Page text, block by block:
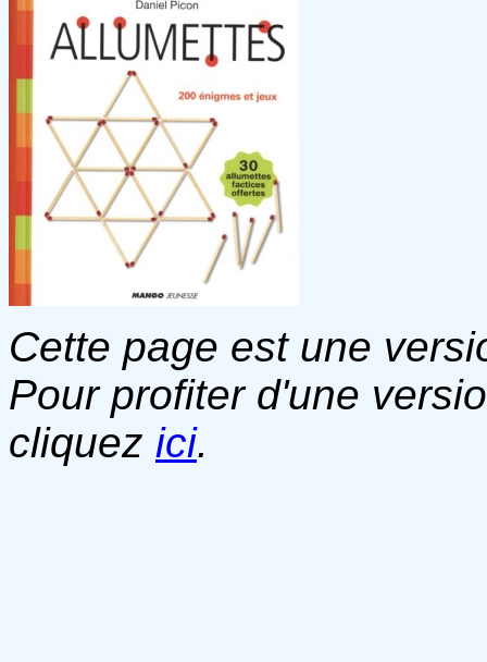
Cette page est une
Pour profiter d'une
cliquez ici.